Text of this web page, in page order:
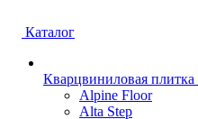
Каталог
Кварцвиниловая плитка
Alpine Floor
Alta Step